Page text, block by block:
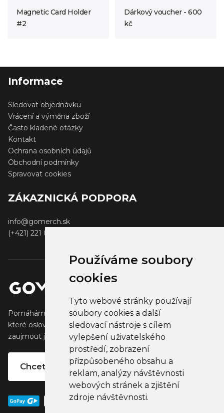
Používáme soubory
cookies
Tyto webové stránky používají
soubory cookies a další
sledovací nástroje s cílem
vylepšení uživatelského
prostředí, zobrazení
přizpůsobeného obsahu a
reklam, analýzy návštěvnosti
webových stránek a zjištění
zdroje návštěvnosti.
Magnetic Card Holder
#2
Dárkový voucher - 600
kč
Informace
Sledovat objednávku
Vrácení a výměna zboží
Často kladené otázky
Kontakt
Ochrana osobních údajů
Obchodní podmínky
Spravovat cookies
ZÁKAZNICKÁ PODPORA
info@gomerch.sk
(+421) 221 001 000
Pomáháme tvůrcům vytvářet a prodávat populární zboží,
které oslovuje jejich fanoušky. Pomáháme firmám
zaujmout jejich klienty, partnery a zaměstnance.
Chcete vlastní merchandise?